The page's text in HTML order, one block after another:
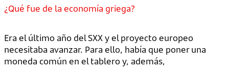
¿Qué fue de la economía griega?
Era el último año del SXX y el proyecto europeo
necesitaba avanzar. Para ello, había que poner una
moneda común en el tablero y, además,